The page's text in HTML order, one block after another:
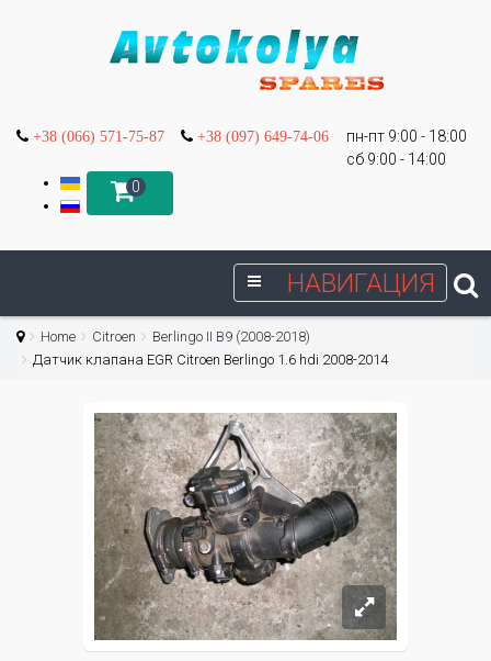
+38 (066) 571-75-87 +38 (097) 649-74-06
пн-пт 9:00 - 18:00
сб 9:00 - 14:00
0
НАВИГАЦИЯ
Home Citroen
Berlingo II B9 (2008-2018)
Датчик клапана EGR Citroen Berlingo 1.6 hdi 2008-2014